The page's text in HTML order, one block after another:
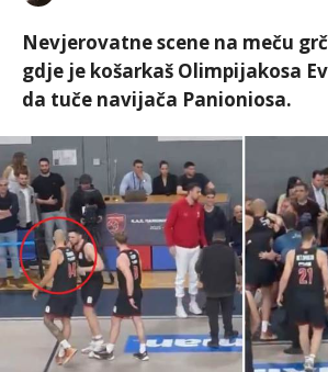
Nevjerovatne scene na meču
gdje je košarkaš Olimpijakosa
da tuče navijača Panioniosa.